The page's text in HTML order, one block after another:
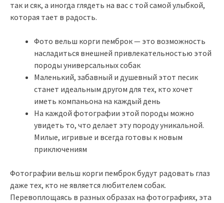
так и сяк, а иногда глядеть на вас с той самой улыбкой,
которая тает в радость.
Фото вельш корги пемброк — это возможность
насладиться внешней привлекательностью этой
породы универсальных собак
Маленький, забавный и душевный этот песик
станет идеальным другом для тех, кто хочет
иметь компаньона на каждый день
На каждой фотографии этой породы можно
увидеть то, что делает эту породу уникальной.
Милые, игривые и всегда готовы к новым
приключениям
Фотографии вельш корги пемброк будут радовать глаз
даже тех, кто не является любителем собак.
Перевоплощаясь в разных образах на фотографиях, эта